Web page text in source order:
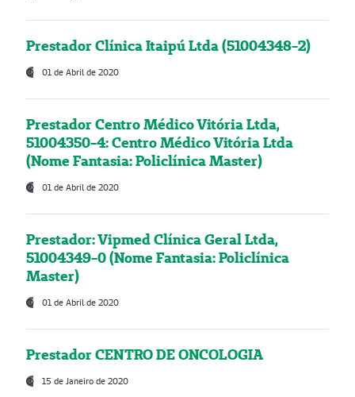
Prestador Clínica Itaipú Ltda (51004348-2)
01 de Abril de 2020
Prestador Centro Médico Vitória Ltda,
51004350-4: Centro Médico Vitória Ltda
(Nome Fantasia: Policlínica Master)
01 de Abril de 2020
Prestador: Vipmed Clínica Geral Ltda,
51004349-0 (Nome Fantasia: Policlínica
Master)
01 de Abril de 2020
Prestador CENTRO DE ONCOLOGIA
15 de Janeiro de 2020